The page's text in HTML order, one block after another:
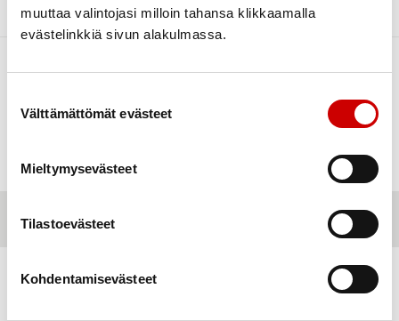
muuttaa valintojasi milloin tahansa klikkaamalla
evästelinkkiä sivun alakulmassa.
Välttämättömät evästeet
Mieltymysevästeet
Tilastoevästeet
Kohdentamisevästeet
© Copyright 2026 • Sydänlapset ja -aikuiset ry • All rights reserved.
Sydänkauppa
Yhdistyspalvelu